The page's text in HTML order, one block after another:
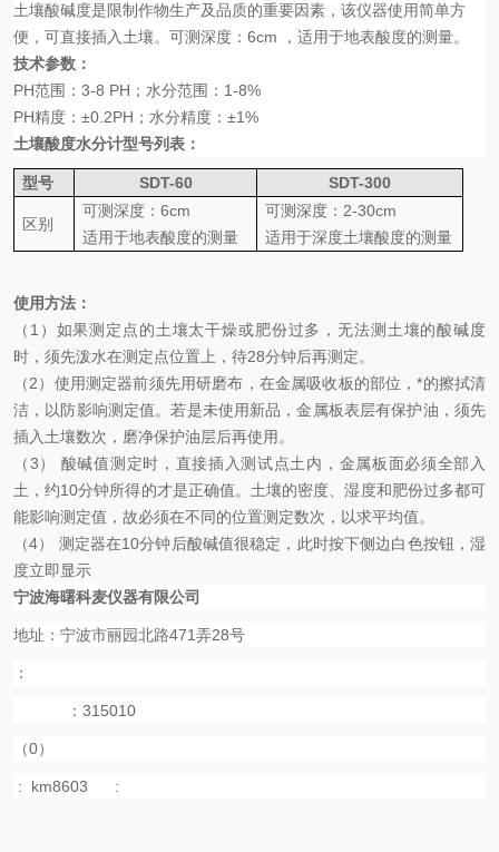
土壤酸碱度是限制作物生产及品质的重要因素，该仪器使用简单方
便，可直接插入土壤。可测深度： 6cm
，适用于地表酸度的测量。
技术参数：
PH范围： 3-8 PH ；水分范围： 1-8%
PH精度： ±0.2PH ；水分精度： ±1%
土壤酸度水分计型号列表：
型号 SDT-60 SDT-300
区别
可测深度：6cm
适用于地表酸度的测量
可测深度： 2-30cm
适用于深度土壤酸度的测量
使用方法：
（ 1 ）如果测定点的土壤太干燥或肥份过多，无法测土壤的酸碱度
时，须先泼水在测定点位置上，待28分钟后再测定。
（2）使用测定器前须先用研磨布，在金属吸收板的部位，*的擦拭清
洁，以防影响测定值。若是未使用新品，金属板表层有保护油，须先
插入土壤数次，磨净保护油层后再使用。
（3）
酸碱值测定时，直接插入测试点土内，金属板面必须全部入
土，约10分钟所得的才是正确值。土壤的密度、湿度和肥份过多都可
能影响测定值，故必须在不同的位置测定数次，以求平均值。
（4） 测定器在10分钟后酸碱值很稳定，此时按下侧边白色按钮，湿
度立即显示
宁波海曙科麦仪器有限公司
地址：宁波市丽园北路471弄28号
：
： 315010
（0）
: km8603 :